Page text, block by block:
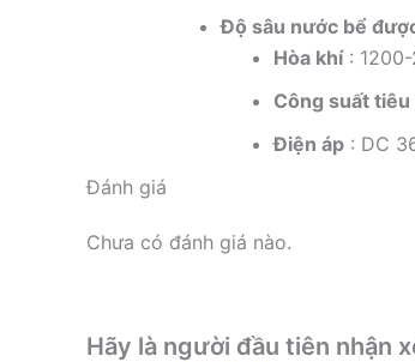
Độ sâu nước bể
Hòa khí: 1200-
Công suất tiêu
Điện áp : DC
Đánh giá
Chưa có đánh giá nào.
Hãy là người đầu tiên nhận